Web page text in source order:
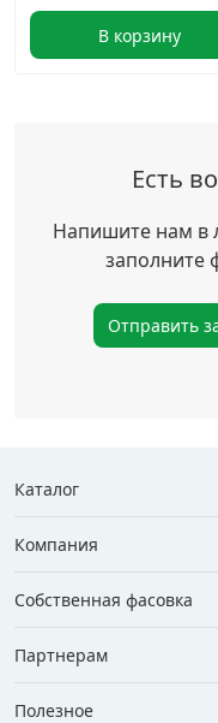
В корзину
Есть
Напишите нам в
заполните
Отправить
Каталог
Компания
Собственная фасовка
Партнерам
Полезное